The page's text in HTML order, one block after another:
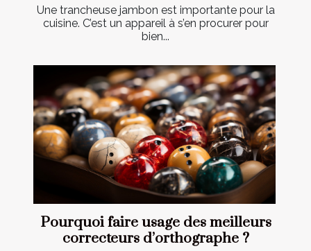
Une trancheuse jambon est importante pour la
cuisine. C’est un appareil à s’en procurer pour
bien...
Pourquoi faire usage des meilleurs
correcteurs d’orthographe ?